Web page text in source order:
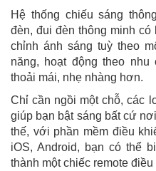
Hệ thống chiếu sáng
đèn, đui đèn thông minh
chỉnh ánh sáng tuỳ theo
năng, hoạt động theo
thoải mái, nhẹ nhàng hơn.
Chỉ cần ngồi một chỗ, các
giúp bạn bật sáng bất cứ
thế, với phần mềm điều
iOS, Android, bạn có thể
thành một chiếc remote